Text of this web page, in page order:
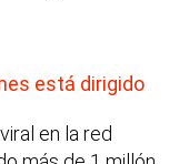
está dirigido
en la red